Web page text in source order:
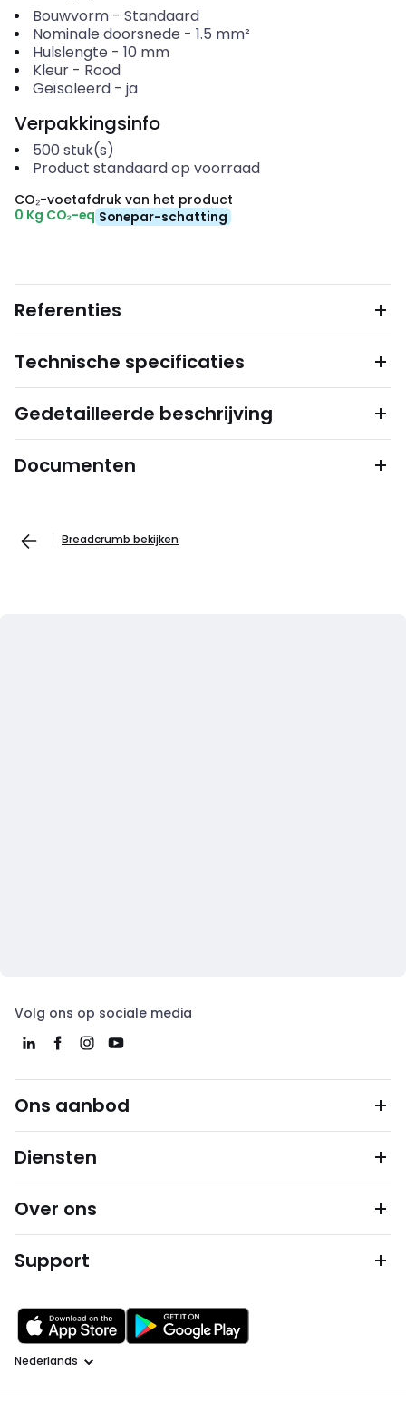
Bouwvorm- Standaard
Nominale doorsnede - 1.5 mm²
Hulslengte - 10 mm
Kleur- Rood
Geïsoleerd- ja
Verpakkingsinfo
500 stuk(s)
Product standaard op voorraad
CO₂-voetafdruk van het product
0 Kg CO₂-eq Sonepar-schatting
Referenties
Technische specificaties
Gedetailleerde beschrijving
Documenten
Breadcrumb bekijken
Volg ons op sociale media
Ons aanbod
Diensten
Over ons
Support
Taal